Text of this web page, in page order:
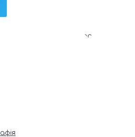
Володимира (Сабодана)